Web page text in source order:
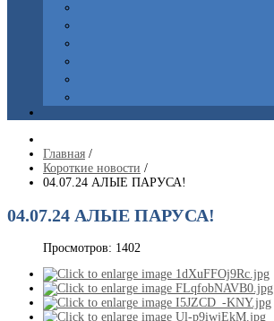
Главная /
Короткие новости /
04.07.24 АЛЫЕ ПАРУСА!
04.07.24 АЛЫЕ ПАРУСА!
Просмотров: 1402